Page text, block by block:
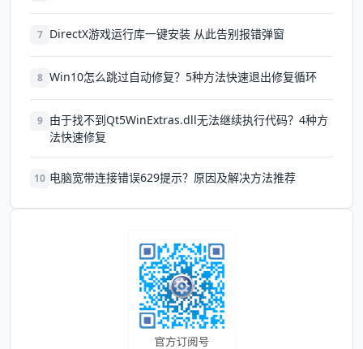
7 DirectX游戏运行库一键安装 从此告别报错弹窗
8 Win10怎么跳过自动修复？5种方法快速退出修复循环
9 由于找不到Qt5WinExtras.dll无法继续执行代码？4种方
法快速修复
10 电脑宽带连接错误629提示？原因及解决方法推荐